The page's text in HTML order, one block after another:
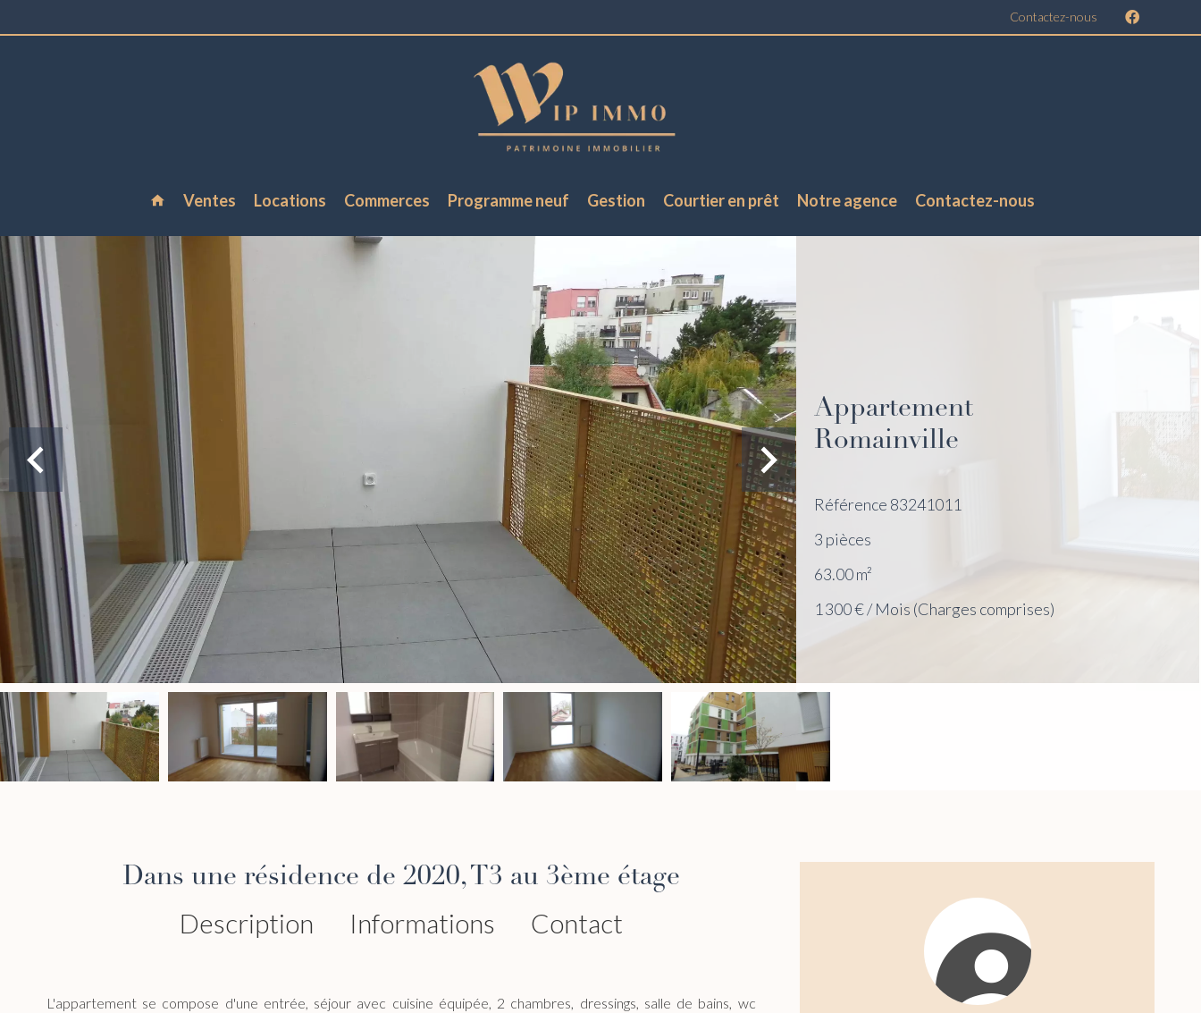
Contactez-nous
Ventes Locations Commerces Programme neuf Gestion Courtier en prêt Notre agence Contactez-nous
Appartement
Romainville
Référence 83241011
3 pièces
63.00m²
1 300 € / Mois (Charges comprises)
Dans une résidence de 2020, T3 au 3ème étage
Description Informations Contact
L'appartement se compose d'une entrée, séjour avec cuisine équipée, 2 chambres, dressings, salle de bains, wc